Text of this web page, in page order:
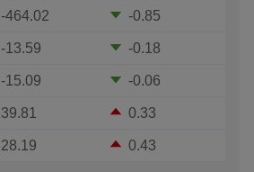
-464.02 -0.85
-13.59 -0.18
-15.09 -0.06
39.81 0.33
28.19 0.43